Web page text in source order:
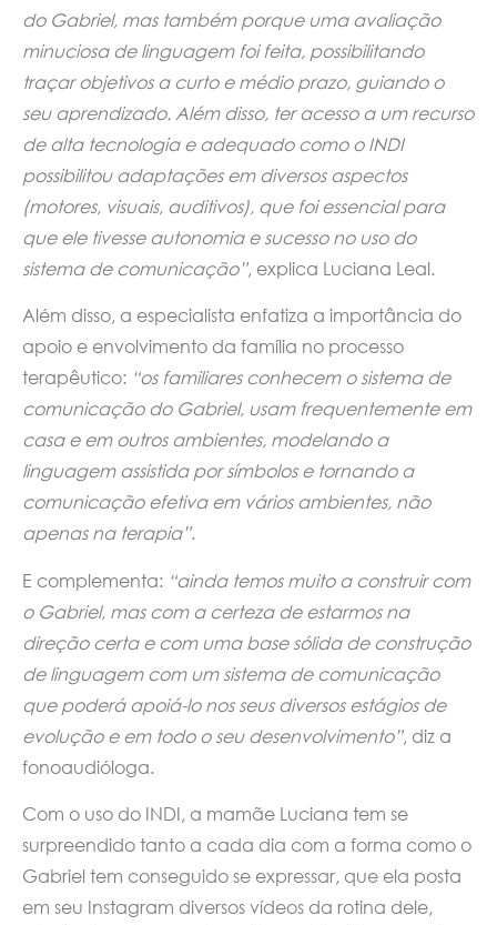
do Gabriel, mas também porque uma avaliação
minuciosa de linguagem foi feita, possibilitando
traçar objetivos a curto e médio prazo, guiando o
seu aprendizado. Além disso, ter acesso a um recurso
de alta tecnologia e adequado como o INDI
possibilitou adaptações em diversos aspectos
(motores, visuais, auditivos), que foi essencial para
que ele tivesse autonomia e sucesso no uso do
sistema de comunicação”, explica Luciana Leal.
Além disso, a especialista enfatiza a importância do
apoio e envolvimento da família no processo
terapêutico: “os familiares conhecem o sistema de
comunicação do Gabriel, usam frequentemente em
casa e em outros ambientes, modelando a
linguagem assistida por símbolos e tornando a
comunicação efetiva em vários ambientes, não
apenas na terapia”.
E complementa: “ainda temos muito a construir com
o Gabriel, mas com a certeza de estarmos na
direção certa e com uma base sólida de construção
de linguagem com um sistema de comunicação
que poderá apoiá-lo nos seus diversos estágios de
evolução e em todo o seu desenvolvimento”, diz a
fonoaudióloga.
Com o uso do INDI, a mamãe Luciana tem se
surpreendido tanto a cada dia com a forma como o
Gabriel tem conseguido se expressar, que ela posta
em seu Instagram diversos vídeos da rotina dele,